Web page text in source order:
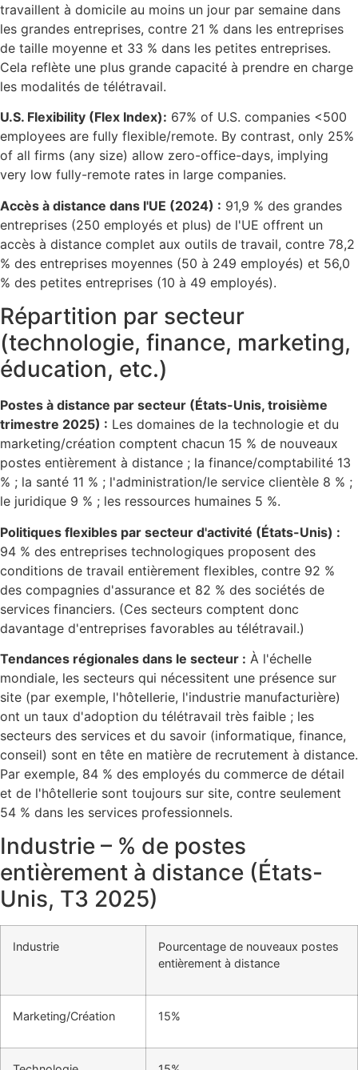
travaillent à domicile au moins un jour par semaine dans
les grandes entreprises, contre 21 % dans les entreprises
de taille moyenne et 33 % dans les petites entreprises.
Cela reflète une plus grande capacité à prendre en charge
les modalités de télétravail.
U.S. Flexibility (Flex Index): 67% of U.S. companies <500
employees are fully flexible/remote. By contrast, only 25%
of all firms (any size) allow zero-office-days, implying
very low fully-remote rates in large companies.
Accès à distance dans l'UE (2024) : 91,9 % des grandes
entreprises (250 employés et plus) de l'UE offrent un
accès à distance complet aux outils de travail, contre 78,2
% des entreprises moyennes (50 à 249 employés) et 56,0
% des petites entreprises (10 à 49 employés).
Répartition par secteur
(technologie, finance, marketing,
éducation, etc.)
Postes à distance par secteur (États-Unis, troisième
trimestre 2025) : Les domaines de la technologie et du
marketing/création comptent chacun 15 % de nouveaux
postes entièrement à distance ; la finance/comptabilité 13
% ; la santé 11 % ; l'administration/le service clientèle 8 % ;
le juridique 9 % ; les ressources humaines 5 %.
Politiques flexibles par secteur d'activité (États-Unis) :
94 % des entreprises technologiques proposent des
conditions de travail entièrement flexibles, contre 92 %
des compagnies d'assurance et 82 % des sociétés de
services financiers. (Ces secteurs comptent donc
davantage d'entreprises favorables au télétravail.)
Tendances régionales dans le secteur : À l'échelle
mondiale, les secteurs qui nécessitent une présence sur
site (par exemple, l'hôtellerie, l'industrie manufacturière)
ont un taux d'adoption du télétravail très faible ; les
secteurs des services et du savoir (informatique, finance,
conseil) sont en tête en matière de recrutement à distance.
Par exemple, 84 % des employés du commerce de détail
et de l'hôtellerie sont toujours sur site, contre seulement
54 % dans les services professionnels.
Industrie – % de postes
entièrement à distance (États-
Unis, T3 2025)
Industrie
Pourcentage de nouveaux postes
entièrement à distance
Marketing/Création 15%